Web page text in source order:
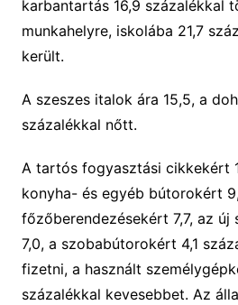
karbantartás 16,9 százalékkal
munkahelyre, iskolába 21,7
került.
A szeszes italok ára 15,5, a
százalékkal nőtt.
A tartós fogyasztási cikkekért
konyha- és egyéb bútorokért
főzőberendezésekért 7,7, az
7,0, a szobabútorokért 4,1
fizetni, a használt
százalékkal kevesebbet. Az